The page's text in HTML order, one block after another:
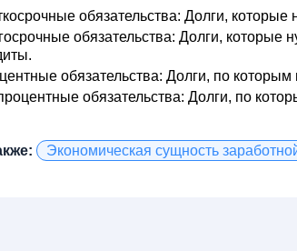
обязательства: Долги, которые
обязательства: Долги, которые
обязательства: Долги, по которым
обязательства: Долги, по
Экономическая сущность